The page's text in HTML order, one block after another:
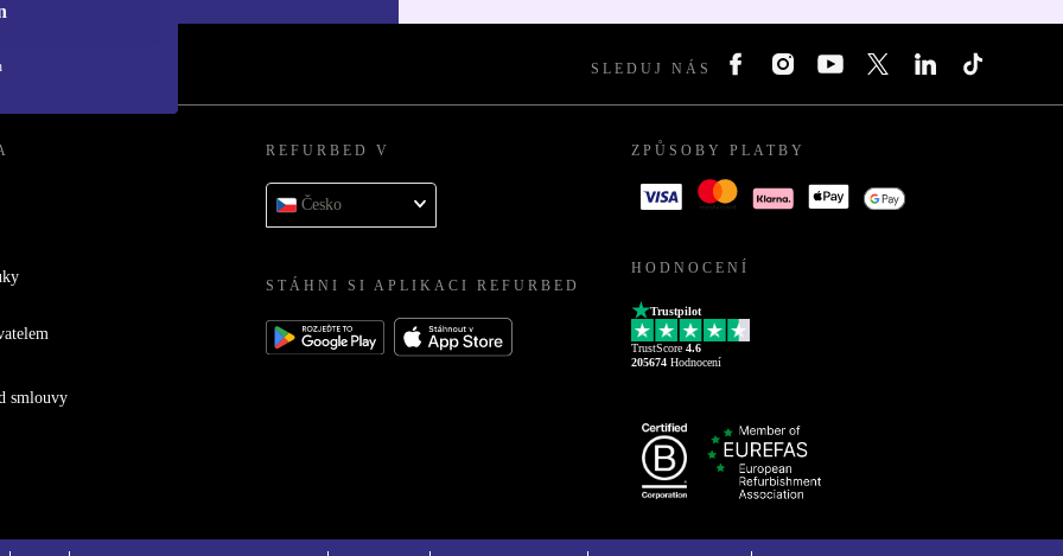
SLEDUJ NÁS
smlouvy
REFURBED V
Česko
STÁHNI SI APLIKACI REFURBED
ZPŮSOBY PLATBY
HODNOCENÍ
Trustpilot
TrustScore 4.6
205674 Hodnocení